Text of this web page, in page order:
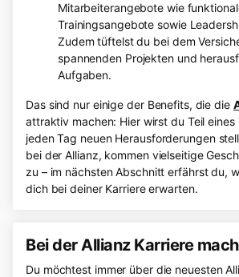
Mitarbeiterangebote wie
Trainingsangebote sowie
Zudem tüftelst du bei dem
spannenden Projekten und
Aufgaben.
Das sind nur einige der Benefits, die die
attraktiv machen: Hier wirst du Teil eines
jeden Tag neuen Herausforderungen
bei der Allianz, kommen vielseitige
zu – im nächsten Abschnitt erfährst du,
dich bei deiner Karriere erwarten.
Bei der Allianz Karriere
Du möchtest immer über die neuesten